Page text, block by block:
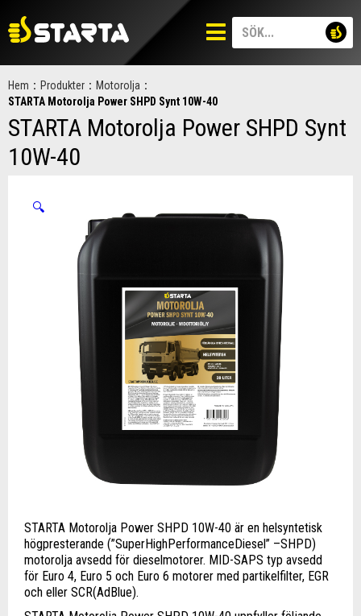
Hem : Produkter : Motorolja :
STARTA Motorolja Power SHPD Synt 10W-40
STARTA Motorolja Power SHPD Synt
10W-40
🔍
STARTA Motorolja Power SHPD 10W-40 är en helsyntetisk
högpresterande (”SuperHighPerformanceDiesel” –SHPD)
motorolja avsedd för dieselmotorer. MID-SAPS typ avsedd
för Euro 4, Euro 5 och Euro 6 motorer med partikelfilter, EGR
och eller SCR(AdBlue).